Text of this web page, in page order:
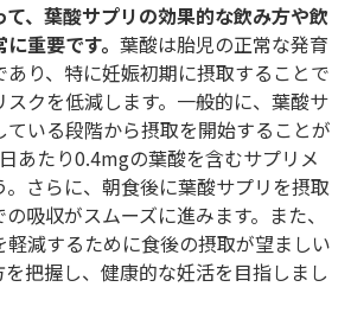
、葉酸サプリの効果的な飲み方や飲
重要です。 葉酸は胎児の正常な発育
あり、特に妊娠初期に摂取することで
クを低減します。一般的に、葉酸サ
ている段階から摂取を開始することが
あたり0.4mgの葉酸を含むサプリメ
。さらに、朝食後に葉酸サプリを摂取
吸収がスムーズに進みます。また、
減するために食後の摂取が望ましい
把握し、健康的な妊活を目指しまし